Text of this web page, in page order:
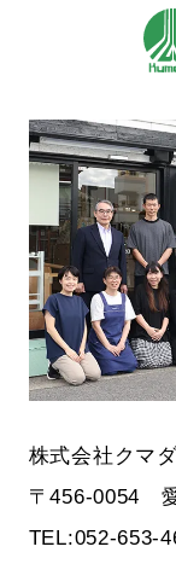
株式会社クマ
〒456-0054
TEL:052-653-